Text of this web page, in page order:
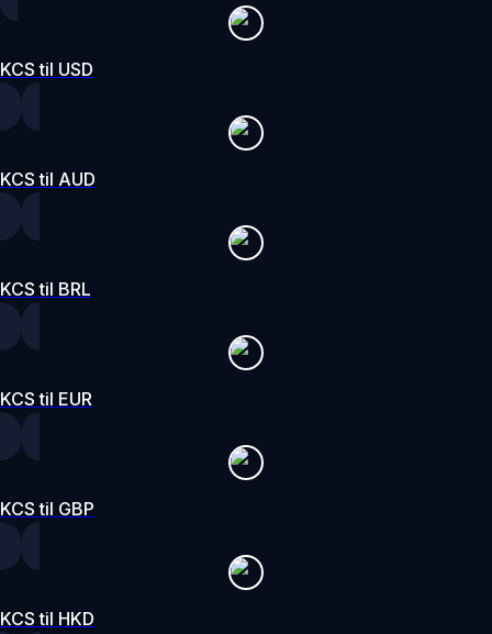
KCS til USD
KCS til AUD
KCS til BRL
KCS til EUR
KCS til GBP
KCS til HKD